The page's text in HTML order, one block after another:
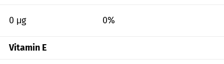
0 μg 0%
Vitamin E